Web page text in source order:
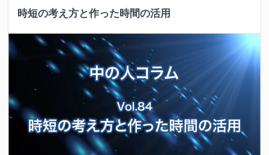
時短の考え方と作った時間の活用